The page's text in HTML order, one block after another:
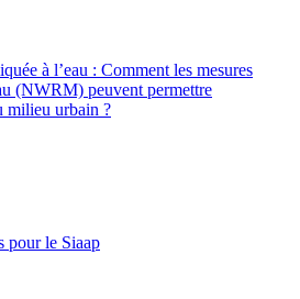
à l’eau : Comment les mesures
(NWRM) peuvent permettre
milieu urbain ?
pour le Siaap